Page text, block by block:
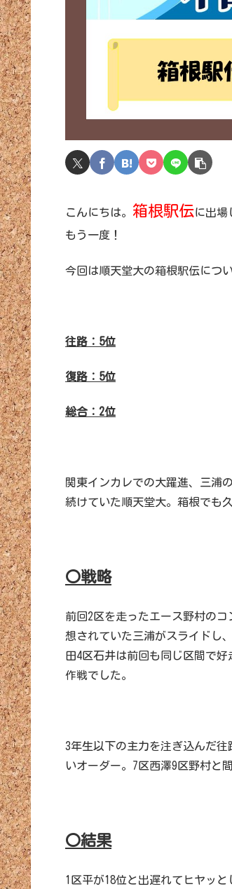
こんにちは。 箱根駅伝に出場
もう一度！
今回は順天堂大の箱根駅伝につ
往路：5位
復路：5位
総合：2位
関東インカレでの大躍進、三浦
続けていた順天堂大。箱根でも
〇戦略
前回2区を走ったエース野村の
想されていた三浦がスライドし
田4区石井は前回も同じ区間で
作戦でした。
3年生以下の主力を注ぎ込んだ
いオーダー。7区西澤9区野村と
〇結果
1区平が18位と出遅れてヒヤッ